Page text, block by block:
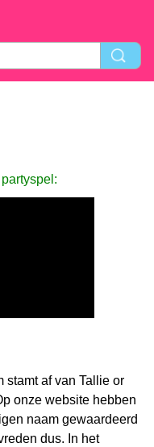
stamt af van Tallie or
onze website hebben
naam gewaardeerd
dus. In het